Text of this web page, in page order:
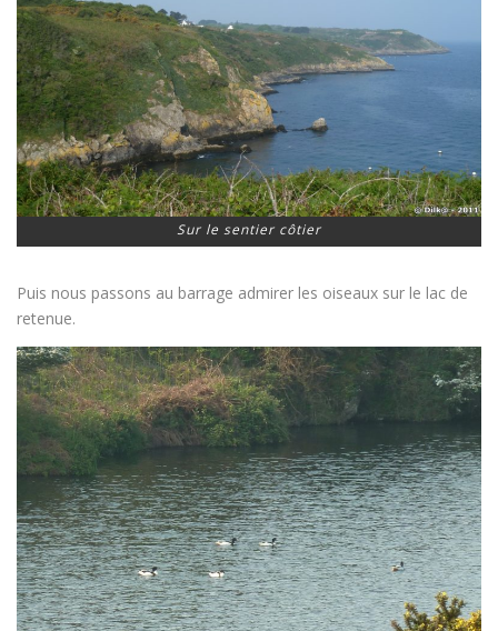
Sur le sentier côtier
Puis nous passons au barrage admirer les oiseaux sur le lac de
retenue.